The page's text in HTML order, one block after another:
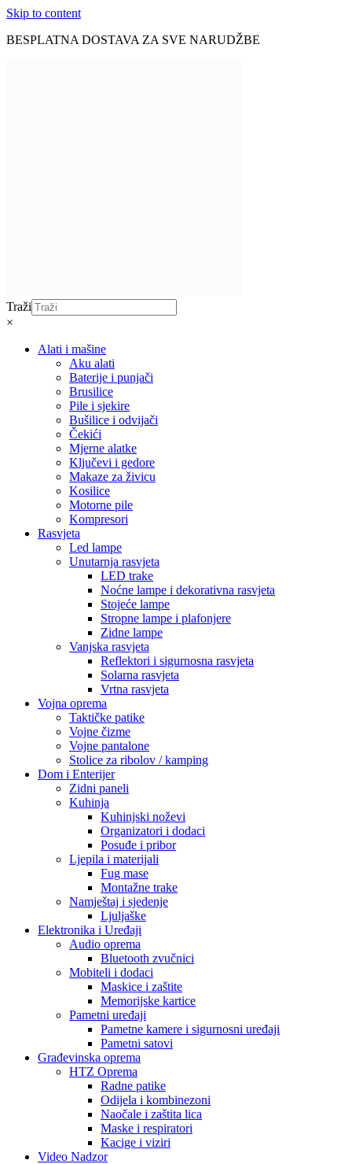
Skip to content
BESPLATNA DOSTAVA ZA SVE NARUDŽBE
Traži
×
Alati i mašine
Aku alati
Baterije i punjači
Brusilice
Pile i sjekire
Bušilice i odvijači
Čekići
Mjerne alatke
Ključevi i gedore
Makaze za živicu
Kosilice
Motorne pile
Kompresori
Rasvjeta
Led lampe
Unutarnja rasvjeta
LED trake
Noćne lampe i dekorativna rasvjeta
Stojeće lampe
Stropne lampe i plafonjere
Zidne lampe
Vanjska rasvjeta
Reflektori i sigurnosna rasvjeta
Solarna rasvjeta
Vrtna rasvjeta
Vojna oprema
Taktičke patike
Vojne čizme
Vojne pantalone
Stolice za ribolov / kamping
Dom i Enterijer
Zidni paneli
Kuhinja
Kuhinjski noževi
Organizatori i dodaci
Posuđe i pribor
Ljepila i materijali
Fug mase
Montažne trake
Namještaj i sjedenje
Ljuljaške
Elektronika i Uređaji
Audio oprema
Bluetooth zvučnici
Mobiteli i dodaci
Maskice i zaštite
Memorijske kartice
Pametni uređaji
Pametne kamere i sigurnosni uređaji
Pametni satovi
Građevinska oprema
HTZ Oprema
Radne patike
Odijela i kombinezoni
Naočale i zaštita lica
Maske i respiratori
Kacige i viziri
Video Nadzor